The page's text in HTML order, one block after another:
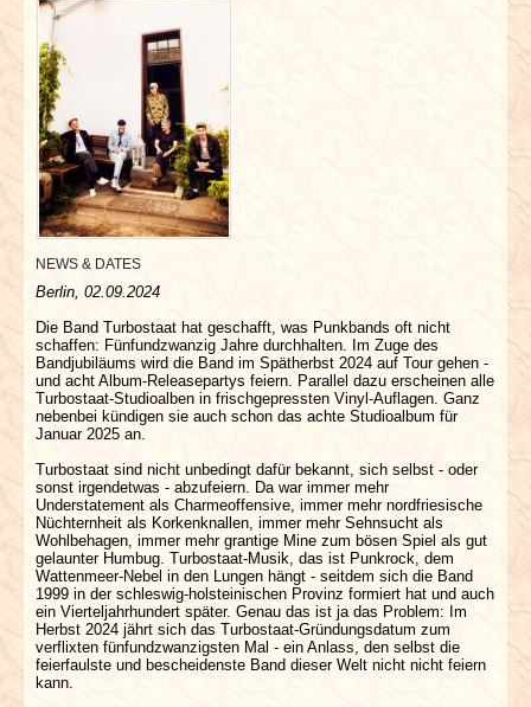
VERLOSUNGEN
INTERVIEWS
SPECIALS
REDAKTION
LINKS
ARCHIV
NEWS & DATES
Berlin, 02.09.2024
Die Band Turbostaat hat geschafft, was Punkbands oft nicht
schaffen: Fünfundzwanzig Jahre durchhalten. Im Zuge des
Bandjubiläums wird die Band im Spätherbst 2024 auf Tour gehen -
und acht Album-Releasepartys feiern. Parallel dazu erscheinen alle
Turbostaat-Studioalben in frischgepressten Vinyl-Auflagen. Ganz
nebenbei kündigen sie auch schon das achte Studioalbum für
Januar 2025 an.
Turbostaat sind nicht unbedingt dafür bekannt, sich selbst - oder
sonst irgendetwas - abzufeiern. Da war immer mehr
Understatement als Charmeoffensive, immer mehr nordfriesische
Nüchternheit als Korkenknallen, immer mehr Sehnsucht als
Wohlbehagen, immer mehr grantige Mine zum bösen Spiel als gut
gelaunter Humbug. Turbostaat-Musik, das ist Punkrock, dem
Wattenmeer-Nebel in den Lungen hängt - seitdem sich die Band
1999 in der schleswig-holsteinischen Provinz formiert hat und auch
ein Vierteljahrhundert später. Genau das ist ja das Problem: Im
Herbst 2024 jährt sich das Turbostaat-Gründungsdatum zum
verflixten fünfundzwanzigsten Mal - ein Anlass, den selbst die
feierfaulste und bescheidenste Band dieser Welt nicht nicht feiern
kann.